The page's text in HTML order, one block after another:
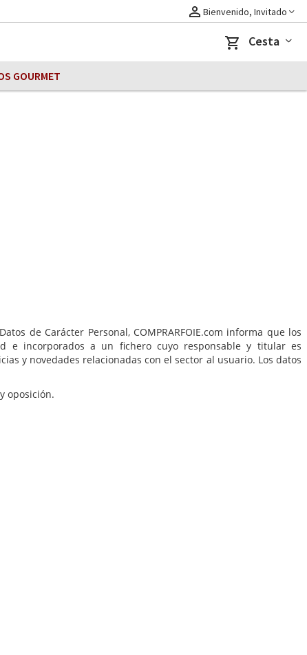
perm_identity Bienvenido, Invitado
shopping_cart Cesta
GOURMET
de Carácter Personal, COMPRARFOIE.com informa que los
e incorporados a un fichero cuyo responsable y titular es
y novedades relacionadas con el sector al usuario. Los datos
oposición.